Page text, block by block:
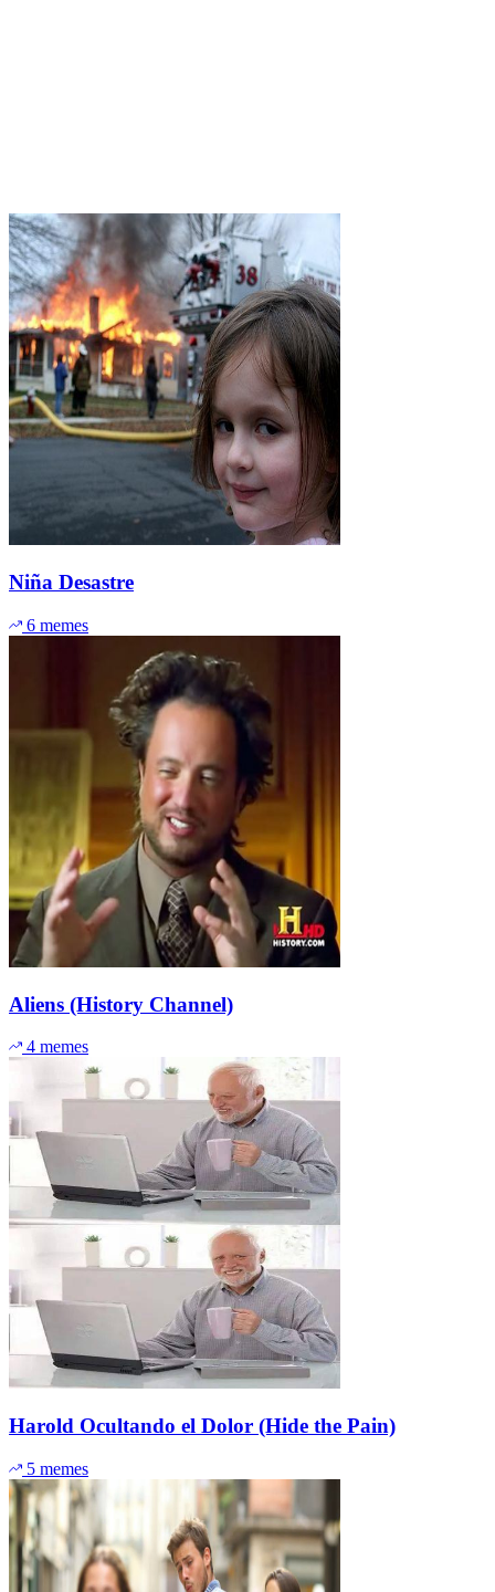
Niña Desastre
6 memes
Aliens (History Channel)
4 memes
Harold Ocultando el Dolor (Hide the Pain)
5 memes